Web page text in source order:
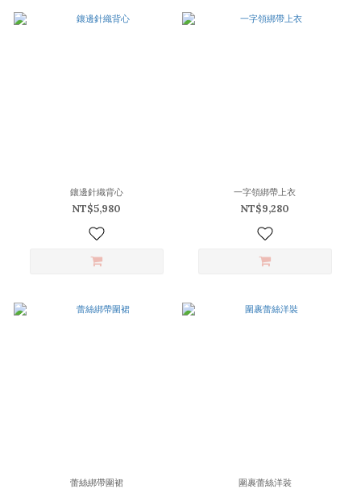
鑲邊針織背心
NT$5,980
一字領綁帶上衣
NT$9,280
蕾絲綁帶圍裙 圍裹蕾絲洋裝